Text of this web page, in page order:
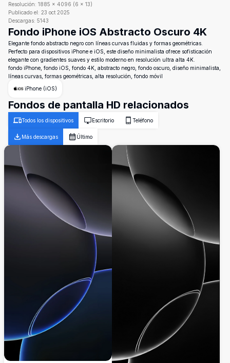
Resolución: 1885 × 4096 (6 × 13)
Publicado el: 23 oct 2025
Descargas: 5143
Fondo iPhone iOS Abstracto Oscuro 4K
Elegante fondo abstracto negro con líneas curvas fluidas y formas geométricas.
Perfecto para dispositivos iPhone e iOS, este diseño minimalista ofrece sofisticación
elegante con gradientes suaves y estilo moderno en resolución ultra alta 4K.
fondo iPhone, fondo iOS, fondo 4K, abstracto negro, fondo oscuro, diseño minimalista,
líneas curvas, formas geométricas, alta resolución, fondo móvil
iPhone (iOS)
Fondos de pantalla HD relacionados
Todos los dispositivos Escritorio Teléfono
Más descargas Último